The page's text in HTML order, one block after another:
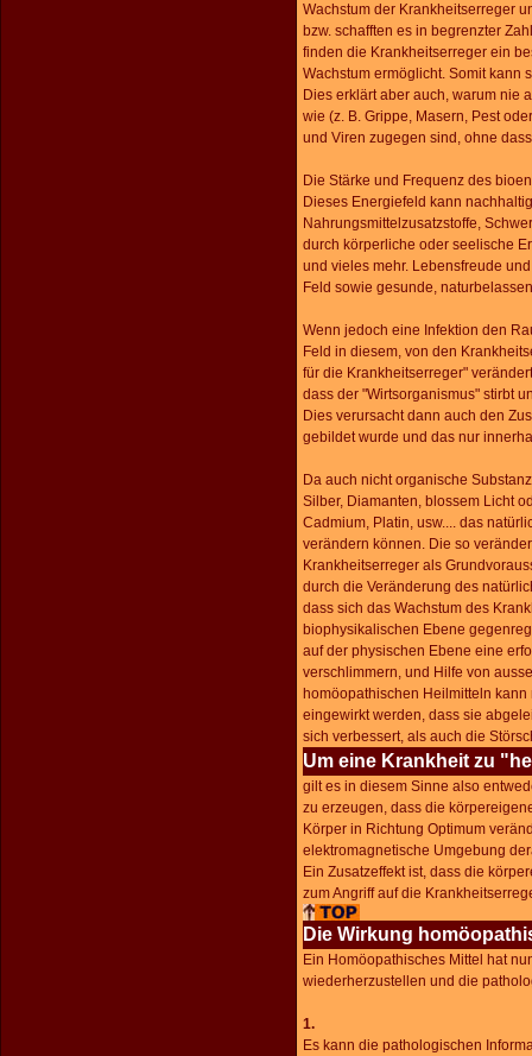
Wachstum der Krankheitserreger
bzw. schafften es in begrenzter
finden die Krankheitserreger ein
Wachstum ermöglicht. Somit kann
Dies erklärt aber auch, warum nie
wie (z. B. Grippe, Masern, Pest
und Viren zugegen sind, ohne
Die Stärke und Frequenz des
Dieses Energiefeld kann
Nahrungsmittelzusatzstoffe,
durch körperliche oder seelische
und vieles mehr. Lebensfreude
Feld sowie gesunde,
Wenn jedoch eine Infektion den
Feld in diesem, von den
für die Krankheitserreger"
dass der "Wirtsorganismus" stirbt
Dies verursacht dann auch den
gebildet wurde und das nur
Da auch nicht organische
Silber, Diamanten, blossem Licht
Cadmium, Platin, usw.... das
verändern können. Die so
Krankheitserreger als
durch die Veränderung des
dass sich das Wachstum des
biophysikalischen Ebene
auf der physischen Ebene eine
verschlimmern, und Hilfe von
homöopathischen Heilmitteln
eingewirkt werden, dass sie
sich verbessert, als auch die
Um eine Krankheit zu
gilt es in diesem Sinne also
zu erzeugen, dass die
Körper in Richtung Optimum
elektromagnetische Umgebung
Ein Zusatzeffekt ist, dass die
zum Angriff auf die
Die Wirkung
Ein Homöopathisches Mittel hat
wiederherzustellen und die
1.
Es kann die pathologischen